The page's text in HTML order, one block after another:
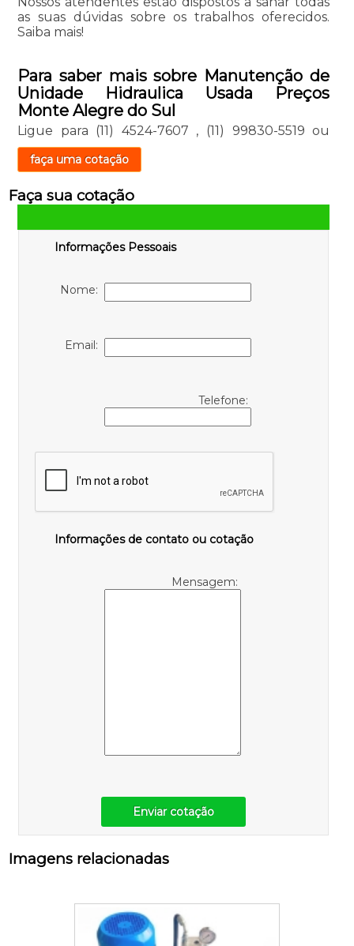
as suas dúvidas sobre os trabalhos oferecidos.
Saiba mais!
Para saber mais sobre Manutenção de
Unidade Hidraulica Usada Preços
Monte Alegre do Sul
Ligue para (11) 4524-7607 , (11) 99830-5519 ou
faça uma cotação
Faça sua cotação
Informações Pessoais
Nome:
Email:
Telefone:
Informações de contato ou cotação
Mensagem:
Enviar cotação
Imagens relacionadas